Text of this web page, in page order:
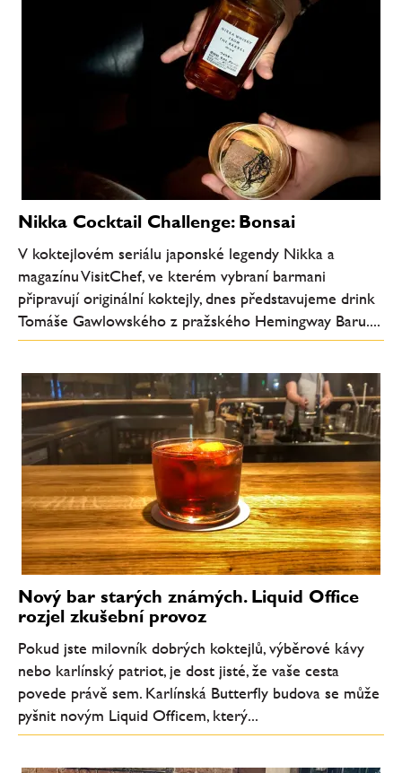
Nikka Cocktail Challenge: Bonsai
V koktejlovém seriálu japonské legendy Nikka a
magazínu VisitChef, ve kterém vybraní barmani
připravují originální koktejly, dnes představujeme drink
Tomáše Gawlowského z pražského Hemingway Baru....
Nový bar starých známých. Liquid Office
rozjel zkušební provoz
Pokud jste milovník dobrých koktejlů, výběrové kávy
nebo karlínský patriot, je dost jisté, že vaše cesta
povede právě sem. Karlínská Butterfly budova se může
pyšnit novým Liquid Officem, který...